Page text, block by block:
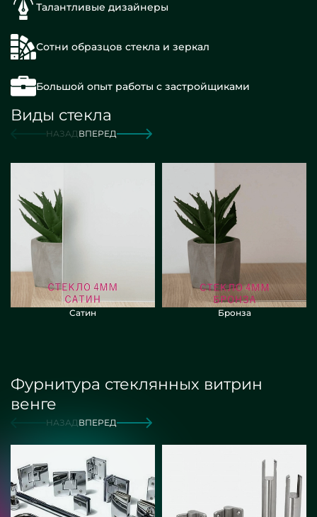
Талантливые дизайнеры
Сотни образцов стекла и зеркал
Большой опыт работы с застройщиками
Виды стекла
НАЗАДВПЕРЕД
Сатин Бронза
Фурнитура стеклянных витрин
венге
НАЗАДВПЕРЕД